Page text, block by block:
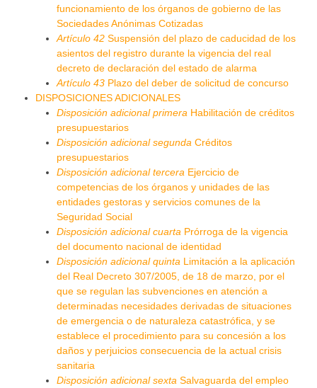
funcionamiento de los órganos de gobierno de las
Sociedades Anónimas Cotizadas
Artículo 42 Suspensión del plazo de caducidad de los
asientos del registro durante la vigencia del real
decreto de declaración del estado de alarma
Artículo 43 Plazo del deber de solicitud de concurso
DISPOSICIONES ADICIONALES
Disposición adicional primera Habilitación de créditos
presupuestarios
Disposición adicional segunda Créditos
presupuestarios
Disposición adicional tercera Ejercicio de
competencias de los órganos y unidades de las
entidades gestoras y servicios comunes de la
Seguridad Social
Disposición adicional cuarta Prórroga de la vigencia
del documento nacional de identidad
Disposición adicional quinta Limitación a la aplicación
del Real Decreto 307/2005, de 18 de marzo, por el
que se regulan las subvenciones en atención a
determinadas necesidades derivadas de situaciones
de emergencia o de naturaleza catastrófica, y se
establece el procedimiento para su concesión a los
daños y perjuicios consecuencia de la actual crisis
sanitaria
Disposición adicional sexta Salvaguarda del empleo